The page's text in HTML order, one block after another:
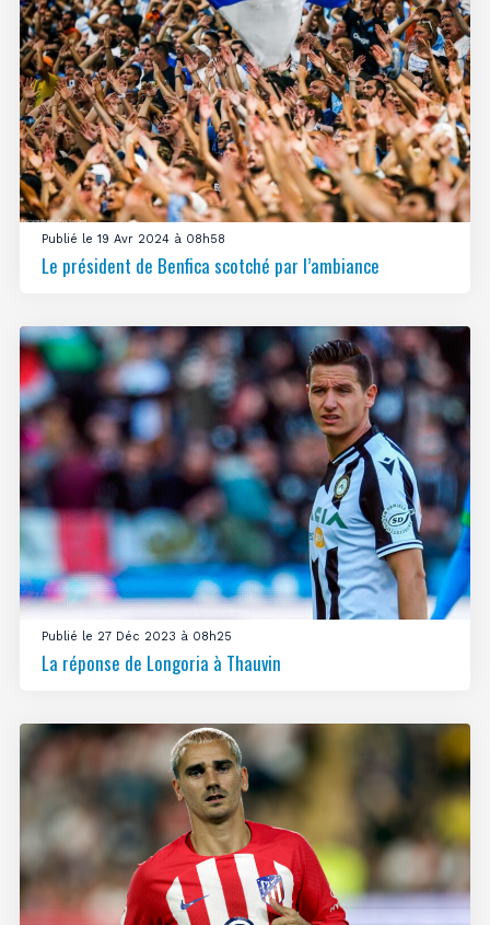
Publié le 19 Avr 2024 à 08h58
Le président de Benfica scotché par l’ambiance
Publié le 27 Déc 2023 à 08h25
La réponse de Longoria à Thauvin